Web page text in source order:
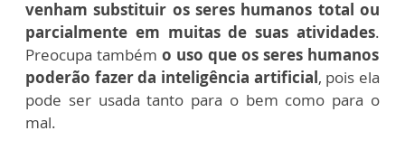
venham substituir os seres humanos total ou
parcialmente em muitas de suas atividades.
Preocupa também o uso que os seres humanos
poderão fazer da inteligência artificial, pois ela
pode ser usada tanto para o bem como para o
mal.